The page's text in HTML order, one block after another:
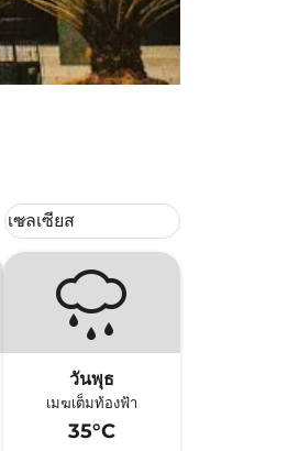
Weather unit option เซลเซียส
เซลเซียส
keyboard_arrow_down
วันพุธ
เมฆเต็มท้องฟ้า
35°C